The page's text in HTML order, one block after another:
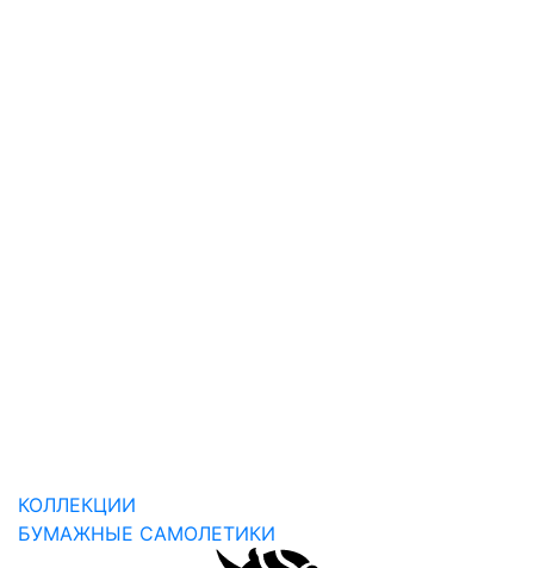
КОЛЛЕКЦИИ
БУМАЖНЫЕ САМОЛЕТИКИ